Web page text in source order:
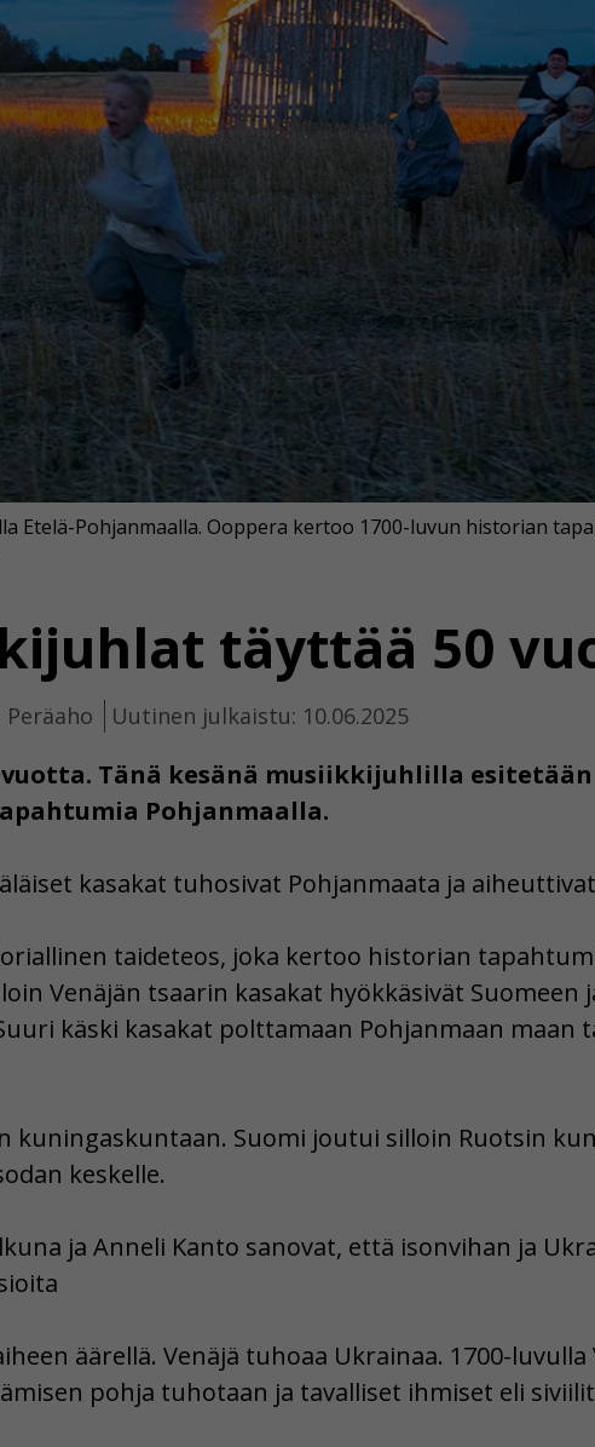
täyttää 50
Peräaho Uutinen julkaistu: 10.06.2025
Tänä kesänä musiikkijuhlilla esitetään
Pohjanmaalla.
Etelä-Pohjanmaalla. Ooppera kertoo 1700-luvun historian
kasakat tuhosivat Pohjanmaata ja
taideteos, joka kertoo historian
Venäjän tsaarin kasakat hyökkäsivät Suomeen
käski kasakat polttamaan Pohjanmaan maan
kuningaskuntaan. Suomi joutui silloin Ruotsin
keskelle.
ja Anneli Kanto sanovat, että isonvihan ja
äärellä. Venäjä tuhoaa Ukrainaa. 1700-
pohja tuhotaan ja tavalliset ihmiset eli